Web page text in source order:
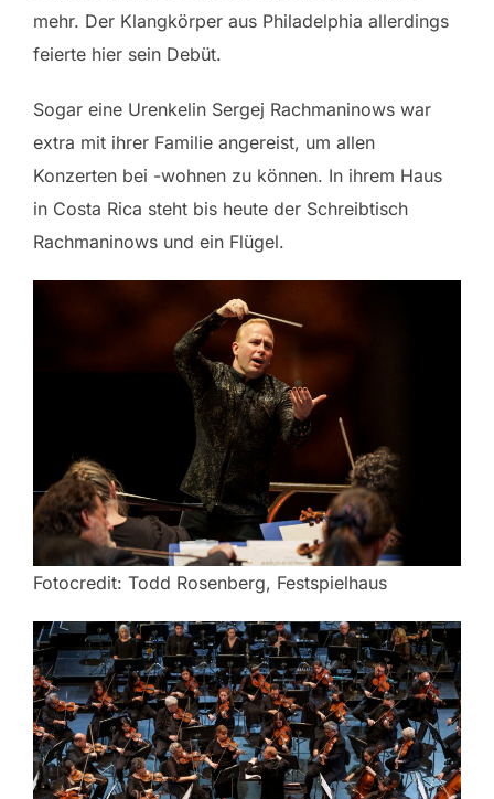
mehr. Der Klangkörper aus Philadelphia allerdings
feierte hier sein Debüt.
Sogar eine Urenkelin Sergej Rachmaninows war
extra mit ihrer Familie angereist, um allen
Konzerten bei -wohnen zu können. In ihrem Haus
in Costa Rica steht bis heute der Schreibtisch
Rachmaninows und ein Flügel.
Fotocredit: Todd Rosenberg, Festspielhaus